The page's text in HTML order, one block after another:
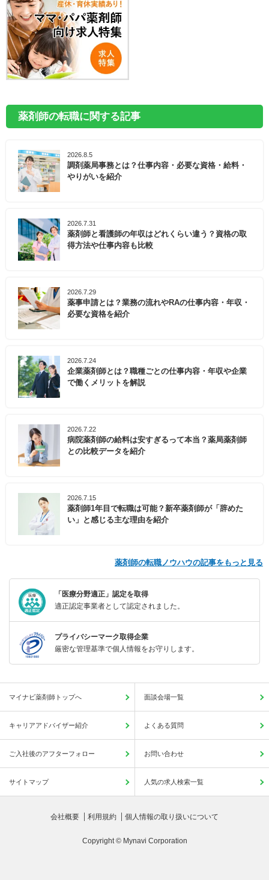
薬剤師の転職に関する記事
2026.8.5
調剤薬局事務とは？仕事内容・必要な資格・給料・
やりがいを紹介
2026.7.31
薬剤師と看護師の年収はどれくらい違う？資格の取
得方法や仕事内容も比較
2026.7.29
薬事申請とは？業務の流れやRAの仕事内容・年収・
必要な資格を紹介
2026.7.24
企業薬剤師とは？職種ごとの仕事内容・年収や企業
で働くメリットを解説
2026.7.22
病院薬剤師の給料は安すぎるって本当？薬局薬剤師
との比較データを紹介
2026.7.15
薬剤師1年目で転職は可能？新卒薬剤師が「辞めた
い」と感じる主な理由を紹介
薬剤師の転職ノウハウの記事をもっと見る
「医療分野適正」認定を取得
適正認定事業者として認定されました。
プライバシーマーク取得企業
厳密な管理基準で個人情報をお守りします。
マイナビ薬剤師トップへ 面談会場一覧
キャリアアドバイザー紹介 よくある質問
ご入社後のアフターフォロー お問い合わせ
サイトマップ 人気の求人検索一覧
会社概要 利用規約 個人情報の取り扱いについて
Copyright © Mynavi Corporation